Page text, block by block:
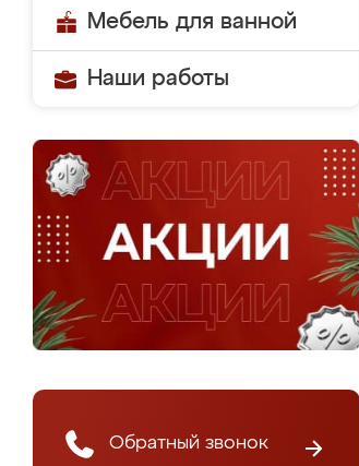
Мебель для ванной
Наши работы
Обратный звонок